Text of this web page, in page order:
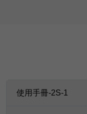
使用手冊-2S-1